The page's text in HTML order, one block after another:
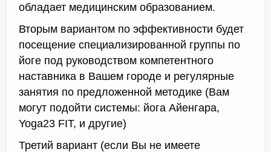
обладает медицинским образованием.
Вторым вариантом по эффективности будет
посещение специализированной группы по
йоге под руководством компетентного
наставника в Вашем городе и регулярные
занятия по предложенной методике (Вам
могут подойти системы: йога Айенгара,
Yoga23 FIT, и другие)
Третий вариант (если Вы не имеете